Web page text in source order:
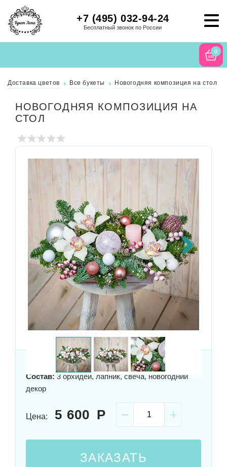
+7 (495) 032-94-24
Бесплатный звонок по России
0
Доставка цветов Все букеты Новогодняя композиция на стол
НОВОГОДНЯЯ КОМПОЗИЦИЯ НА
СТОЛ
Next
Состав: 3 орхидеи, лапник, свеча, новогодний
декор
Цена: 5 600
ЗАКАЗАТЬ